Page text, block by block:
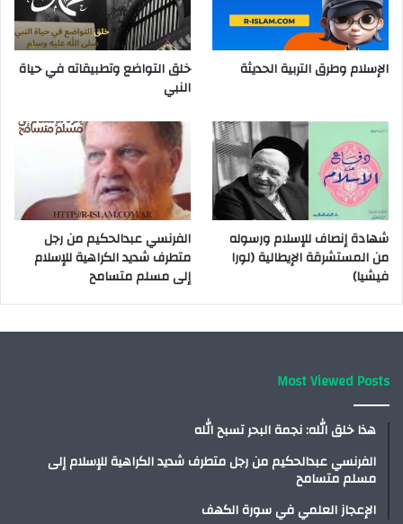
الإسلام وطرق التربية الحديثة
خلق التواضع وتطبيقاته في حياة
النبي
شهادة إنصاف للإسلام ورسوله
من المستشرقة الإيطالية (لورا
فيشيا)
الفرنسي عبدالحكيم من رجل
متطرف شديد الكراهية للإسلام
إلى مسلم متسامح
Most Viewed Posts
هذا خلق الله: نجمة البحر تسبح الله
الفرنسي عبدالحكيم من رجل متطرف شديد الكراهية للإسلام إلى
مسلم متسامح
الإعجاز العلمي في سورة الكهف